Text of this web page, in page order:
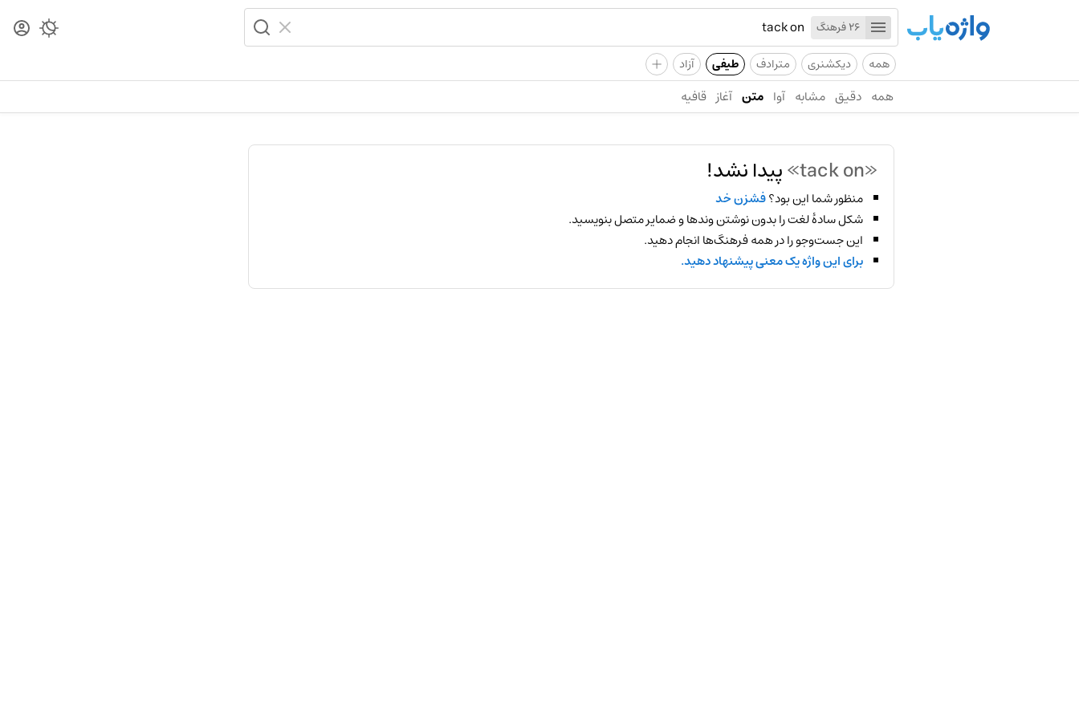
26 فرهنگ
همه دیکشنری مترادف طیفی آزاد +
همه دقیق مشابه آوا متن آغاز قافیه
«tack on» پیدا نشد!
منظور شما این بود؟فشزن خد
شکل سادهٔ لغت را بدون نوشتن وندها و ضمایر متصل بنویسید.
این جست‌وجو را در همه فرهنگ‌ها انجام دهید.
برای این واژه یک معنی پیشنهاد دهید.